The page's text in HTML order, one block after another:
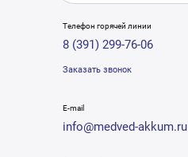
Телефон горячей линии
8 (391) 299-76-06
Заказать звонок
E-mail
info@medved-akkum.ru